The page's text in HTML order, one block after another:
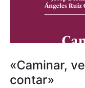
«Caminar,
contar»